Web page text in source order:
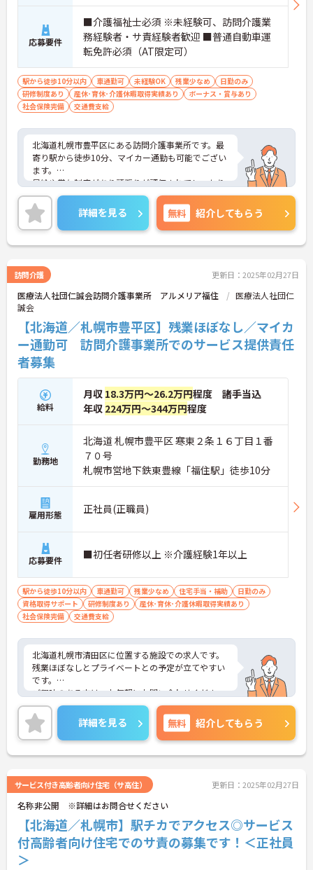
応募要件
■介護福祉士必須 ※未経験可、訪問介護業
務経験者・サ責経験者歓迎 ■普通自動車運
転免許必須（AT限定可）
駅から徒歩10分以内 車通勤可 未経験OK 残業少なめ
日勤のみ
研修制度あり
産休･育休･介護休暇取得実績あり
ボーナス・賞与あり
社会保険完備
交通費支給
北海道札幌市豊平区にある訪問介護事業所です。最
寄り駅から徒歩10分、マイカー通勤も可能でござい
ます。
昇給や賞与制度があり頑張りが評価されてしっかり
と職員に還元されます。
ご興味のある方には、面接対策ポイントなど、さら
に詳細をお話しいたしますのでお気軽にご相談くだ
さい！
詳細を見る 無料 紹介してもらう
訪問介護 更新日：2025年02月27日
医療法人社団仁誠会訪問介護事業所 アルメリア福住
医療法人社団仁
誠会
【北海道／札幌市豊平区】残業ほぼなし／マイカ
ー通勤可 訪問介護事業所でのサービス提供責任
者募集
給料
月収 18.3万円～26.2万円程度 諸手当込
年収 224万円～344万円程度
勤務地
北海道 札幌市豊平区 寒東２条１６丁目１番
７０号
札幌市営地下鉄東豊線「福住駅」徒歩10分
雇用形態 正社員(正職員)
応募要件 ■初任者研修以上 ※介護経験1年以上
駅から徒歩10分以内 車通勤可 残業少なめ 住宅手当・補助
日勤のみ
資格取得サポート
研修制度あり
産休･育休･介護休暇取得実績あり
社会保険完備
交通費支給
北海道札幌市清田区に位置する施設での求人です。
残業ほぼなしとプライベートとの予定が立てやすい
です。
ご興味のある方は、お気軽にお問い合わせくださ
い。
詳細を見る 無料 紹介してもらう
サービス付き高齢者向け住宅（サ高住） 更新日：2025年02月27日
名称非公開 ※詳細はお問合せください
【北海道／札幌市】駅チカでアクセス◎サービス
付高齢者向け住宅でのサ責の募集です！＜正社員
＞